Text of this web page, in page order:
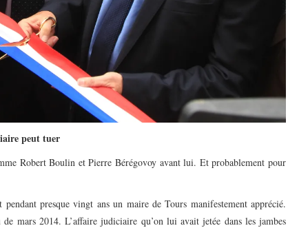
peut tuer
Robert Boulin et Pierre Bérégovoy avant lui. Et probablement pour
presque vingt ans un maire de Tours manifestement apprécié.
mars 2014. L’affaire judiciaire qu’on lui avait jetée dans les jambes